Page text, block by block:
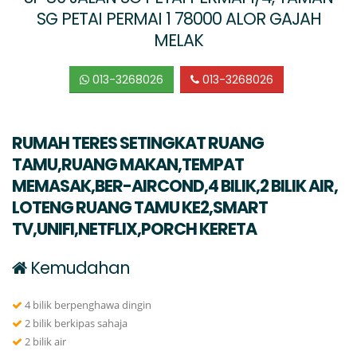
SG PETAI PERMAI 1 78000 ALOR GAJAH
MELAK
013-3268026 013-3268026
RUMAH TERES SETINGKAT RUANG
TAMU,RUANG MAKAN,TEMPAT
MEMASAK,BER-AIRCOND,4 BILIK,2 BILIK AIR,
LOTENG RUANG TAMU KE2,SMART
TV,UNIFI,NETFLIX,PORCH KERETA
Kemudahan
4 bilik berpenghawa dingin
2 bilik berkipas sahaja
2 bilik air